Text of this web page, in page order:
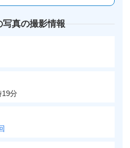
写真の撮影情報
19分